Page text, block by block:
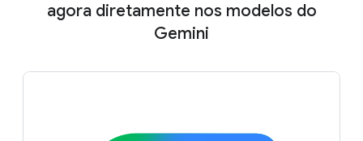
agora diretamente nos modelos do
Gemini